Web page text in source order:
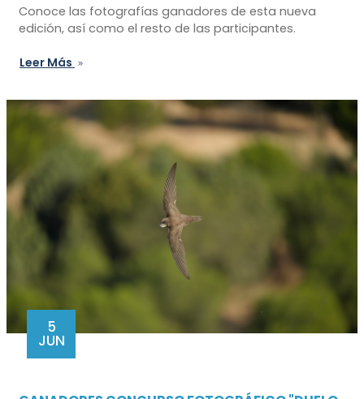
Conoce las fotografías ganadores de esta nueva
edición, así como el resto de las participantes.
Leer Más
5
JUN